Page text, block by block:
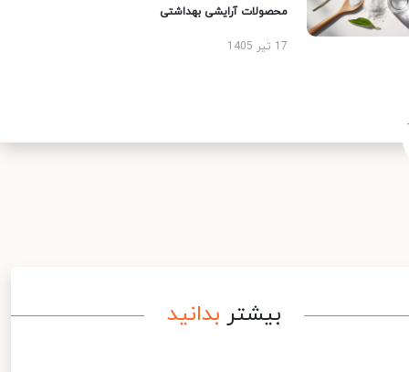
محصولات آرایشی بهداشتی
17 تیر 1405
بیشتر بدانید